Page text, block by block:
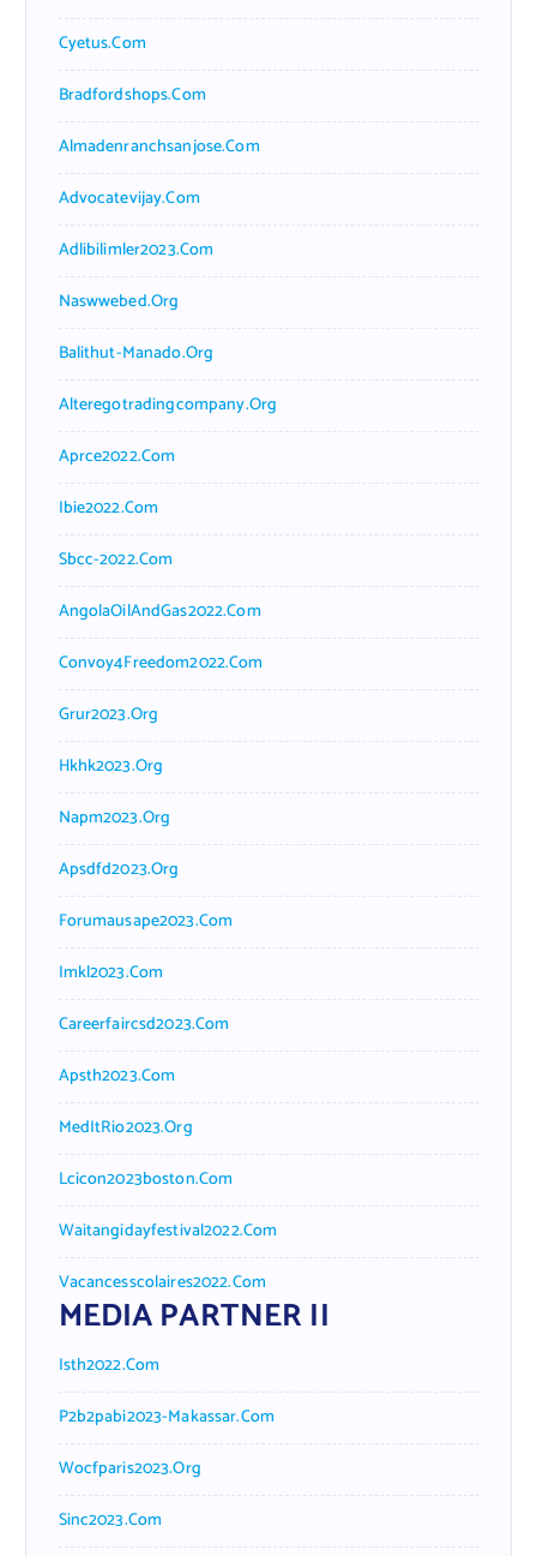
Cyetus.com
Bradfordshops.com
Almadenranchsanjose.com
Advocatevijay.com
Adlibilimler2023.com
Naswwebed.org
Balithut-Manado.org
Alteregotradingcompany.org
Aprce2022.com
Ibie2022.com
Sbcc-2022.com
AngolaOilAndGas2022.com
Convoy4Freedom2022.com
Grur2023.org
Hkhk2023.org
Napm2023.org
Apsdfd2023.org
Forumausape2023.com
Imkl2023.com
Careerfaircsd2023.com
Apsth2023.com
MedItRio2023.org
Lcicon2023boston.com
Waitangidayfestival2022.com
Vacancesscolaires2022.com
MEDIA PARTNER II
Isth2022.com
P2b2pabi2023-Makassar.com
Wocfparis2023.org
Sinc2023.com